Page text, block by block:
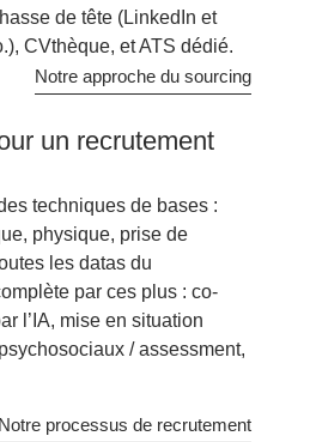
de tête (LinkedIn et
CVthèque, et ATS dédié.
Notre approche du sourcing
un recrutement
techniques de bases :
physique, prise de
les datas du
par ces plus : co-
l’IA, mise en situation
/ assessment,
Notre processus de recrutement